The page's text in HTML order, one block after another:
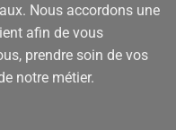
Nous accordons une
afin de vous
prendre soin de vos
notre métier.